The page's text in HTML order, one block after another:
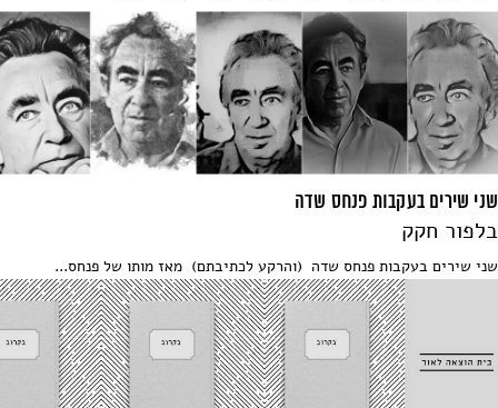
שני שירים בעקבות פנחס שדה
בלפור חקק
שני שירים בעקבות פנחס שדה (והרקע לכתיבתם) מאז מותו של פנחס...